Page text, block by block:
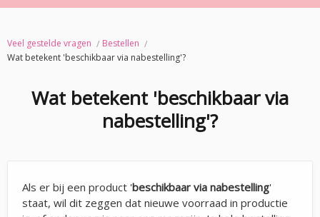
Veel gestelde vragen
Bestellen
Wat betekent 'beschikbaar via nabestelling'?
Wat betekent 'beschikbaar via
nabestelling'?
Als er bij een product 'beschikbaar via nabestelling'
staat, wil dit zeggen dat nieuwe voorraad in productie